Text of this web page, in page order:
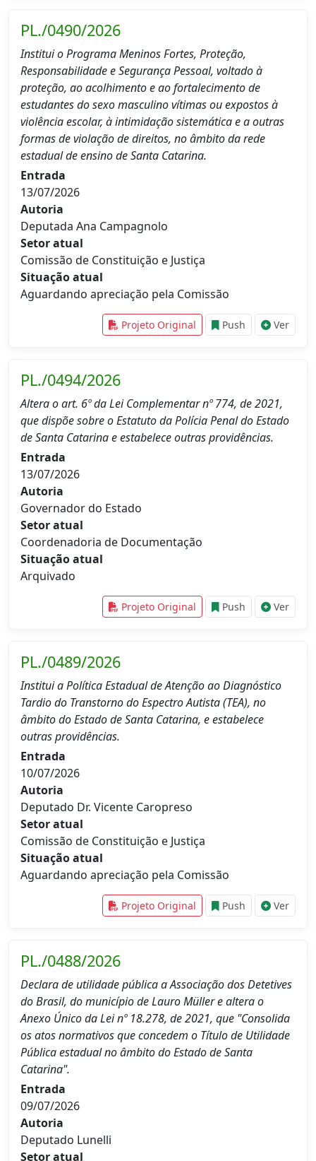
PL./0490/2026
Institui o Programa Meninos Fortes, Proteção,
Responsabilidade e Segurança Pessoal, voltado à
proteção, ao acolhimento e ao fortalecimento de
estudantes do sexo masculino vítimas ou expostos à
violência escolar, à intimidação sistemática e a outras
formas de violação de direitos, no âmbito da rede
estadual de ensino de Santa Catarina.
Entrada
13/07/2026
Autoria
Deputada Ana Campagnolo
Setor atual
Comissão de Constituição e Justiça
Situação atual
Aguardando apreciação pela Comissão
Projeto Original Push Ver
PL./0494/2026
Altera o art. 6º da Lei Complementar nº 774, de 2021,
que dispõe sobre o Estatuto da Polícia Penal do Estado
de Santa Catarina e estabelece outras providências.
Entrada
13/07/2026
Autoria
Governador do Estado
Setor atual
Coordenadoria de Documentação
Situação atual
Arquivado
Projeto Original Push Ver
PL./0489/2026
Institui a Política Estadual de Atenção ao Diagnóstico
Tardio do Transtorno do Espectro Autista (TEA), no
âmbito do Estado de Santa Catarina, e estabelece
outras providências.
Entrada
10/07/2026
Autoria
Deputado Dr. Vicente Caropreso
Setor atual
Comissão de Constituição e Justiça
Situação atual
Aguardando apreciação pela Comissão
Projeto Original Push Ver
PL./0488/2026
Declara de utilidade pública a Associação dos Detetives
do Brasil, do município de Lauro Müller e altera o
Anexo Único da Lei nº 18.278, de 2021, que "Consolida
os atos normativos que concedem o Título de Utilidade
Pública estadual no âmbito do Estado de Santa
Catarina".
Entrada
09/07/2026
Autoria
Deputado Lunelli
Setor atual